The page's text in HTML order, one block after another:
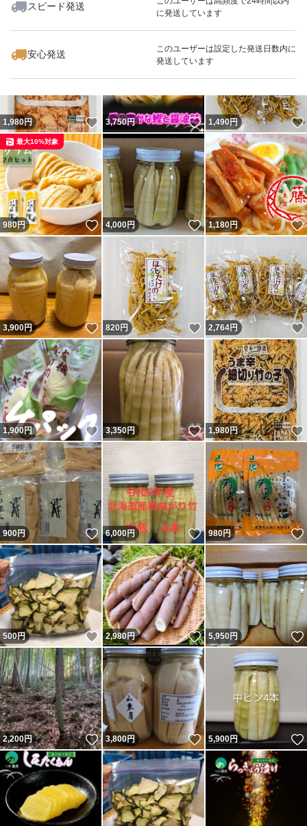
ださい。また年末年始、お盆については約10日間程度お
説明写真に古い日付が写り込んでいる場合がありますが実
際にお届けする商品は14日以上余裕を持たせておりま
す。
スピード発送
に発送しています
安心発送
このユーザーは設定した発送日数内に
発送しています
いいね！
3,750
1,980円 いいね！
3,750円 いいね！
1,490円
980円 いいね！
最大10%対象
4,000円 いいね！
1,180円
3,900円 いいね！
820円 いいね！
2,764円
1,900円 いいね！
3,350円 いいね！
1,980円
900円 いいね！
6,000円 いいね！
980円
500円 いいね！
2,980円 いいね！
5,950円
2,200円 いいね！
3,800円 いいね！
5,900円